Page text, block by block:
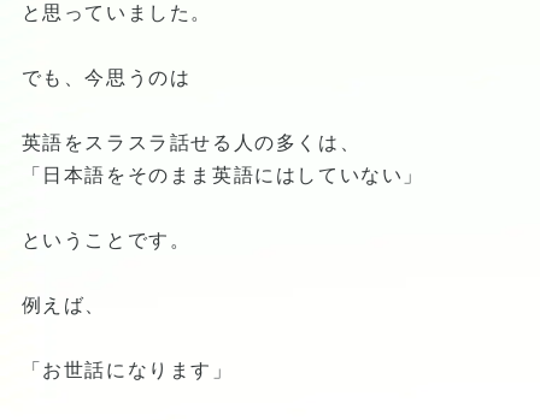
と思っていました。
でも、今思うのは
英語をスラスラ話せる人の多くは、
「日本語をそのまま英語にはしていない」
ということです。
例えば、
「お世話になります」